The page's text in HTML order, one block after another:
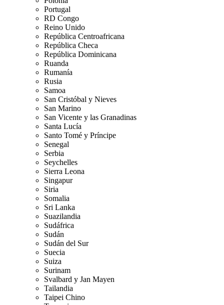
Portugal
RD Congo
Reino Unido
República Centroafricana
República Checa
República Dominicana
Ruanda
Rumanía
Rusia
Samoa
San Cristóbal y Nieves
San Marino
San Vicente y las Granadinas
Santa Lucía
Santo Tomé y Príncipe
Senegal
Serbia
Seychelles
Sierra Leona
Singapur
Siria
Somalia
Sri Lanka
Suazilandia
Sudáfrica
Sudán
Sudán del Sur
Suecia
Suiza
Surinam
Svalbard y Jan Mayen
Tailandia
Taipei Chino